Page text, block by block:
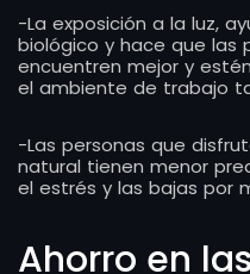
-La exposición a la luz,
biológico y hace que las
encuentren mejor y
el ambiente de trabajo
-Las personas que
natural tienen menor
el estrés y las bajas por
Ahorro en